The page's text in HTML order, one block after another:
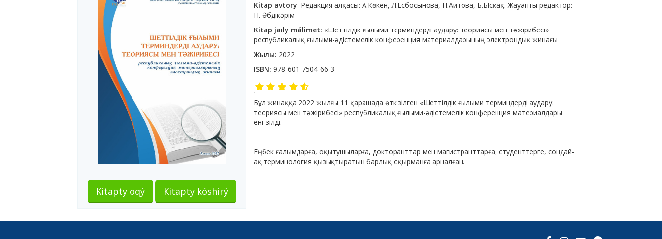
Kitapty oqý Kitapty kóshirý
Kitap avtory: Редакция алқасы: А.Көкен, Л.Есбосынова, Н.Аитова, Б.Ысқақ. Жауапты редактор:
Н. Әбдікәрім
Kitap jaıly málimet: «Шеттілдік ғылыми терминдерді аудару: теориясы мен тәжірибесі»
республикалық ғылыми-әдістемелік конференция материалдарының электрондық жинағы
Жылы: 2022
ISBN: 978-601-7504-66-3
Бұл жинаққа 2022 жылғы 11 қарашада өткізілген «Шеттілдік ғылыми терминдерді аудару:
теориясы мен тәжірибесі» республикалық ғылыми-әдістемелік конференция материалдары
енгізілді.
Еңбек ғалымдарға, оқытушыларға, докторанттар мен магистранттарға, студенттерге, сондай-
ақ терминология қызықтыратын барлық оқырманға арналған.